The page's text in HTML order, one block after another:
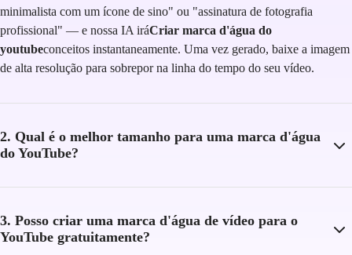
minimalista com um ícone de sino" ou "assinatura de fotografia
profissional" — e nossa IA iráCriar marca d'água do
youtubeconceitos instantaneamente. Uma vez gerado, baixe a imagem
de alta resolução para sobrepor na linha do tempo do seu vídeo.
2. Qual é o melhor tamanho para uma marca d'água
do YouTube?
3. Posso criar uma marca d'água de vídeo para o
YouTube gratuitamente?